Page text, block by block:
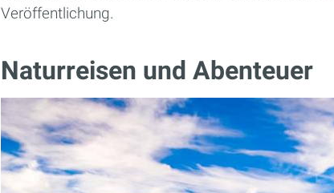
Veröffentlichung.
Naturreisen und Abenteuer